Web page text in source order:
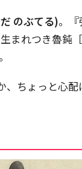
のぶてる)。
まれつき魯鈍
ちょっと心